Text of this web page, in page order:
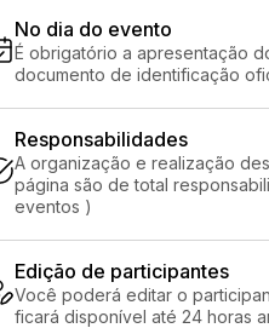
No dia do evento
É obrigatório a apresentação
documento de identificação
Responsabilidades
A organização e realização
página são de total
eventos )
Edição de participantes
Você poderá editar o
ficará disponível até 24 horas